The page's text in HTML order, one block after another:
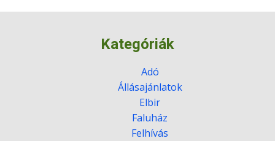
Kategóriák
Adó
Állásajánlatok
Elbir
Faluház
Felhívás